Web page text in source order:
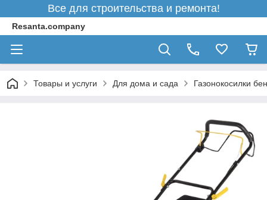
Все для строительства и ремонта!
Resanta.company
Товары и услуги Для дома и сада Газонокосилки